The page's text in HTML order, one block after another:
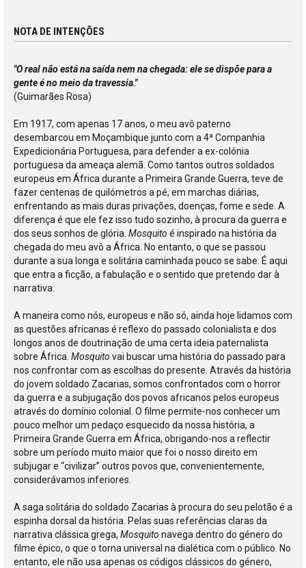
NOTA DE INTENÇÕES
"O real não está na saída nem na chegada: ele se dispõe para a
gente é no meio da travessia."
(Guimarães Rosa)
Em 1917, com apenas 17 anos, o meu avô paterno
desembarcou em Moçambique junto com a 4ª Companhia
Expedicionária Portuguesa, para defender a ex-colónia
portuguesa da ameaça alemã. Como tantos outros soldados
europeus em África durante a Primeira Grande Guerra, teve de
fazer centenas de quilómetros a pé, em marchas diárias,
enfrentando as mais duras privações, doenças, fome e sede. A
diferença é que ele fez isso tudo sozinho, à procura da guerra e
dos seus sonhos de glória. Mosquito é inspirado na história da
chegada do meu avô a África. No entanto, o que se passou
durante a sua longa e solitária caminhada pouco se sabe. É aqui
que entra a ficção, a fabulação e o sentido que pretendo dar à
narrativa.
A maneira como nós, europeus e não só, ainda hoje lidamos com
as questões africanas é reflexo do passado colonialista e dos
longos anos de doutrinação de uma certa ideia paternalista
sobre África. Mosquito vai buscar uma história do passado para
nos confrontar com as escolhas do presente. Através da história
do jovem soldado Zacarias, somos confrontados com o horror
da guerra e a subjugação dos povos africanos pelos europeus
através do domínio colonial. O filme permite-nos conhecer um
pouco melhor um pedaço esquecido da nossa história, a
Primeira Grande Guerra em África, obrigando-nos a reflectir
sobre um período muito maior que foi o nosso direito em
subjugar e “civilizar” outros povos que, convenientemente,
considerávamos inferiores.
A saga solitária do soldado Zacarias à procura do seu pelotão é a
espinha dorsal da história. Pelas suas referências claras da
narrativa clássica grega, Mosquito navega dentro do género do
filme épico, o que o torna universal na dialética com o público. No
entanto, ele não usa apenas os códigos clássicos do género,